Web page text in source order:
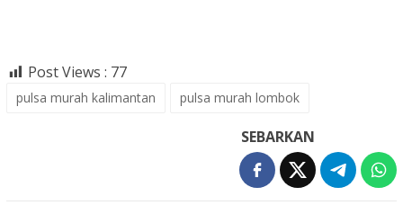
Post Views : 77
pulsa murah kalimantan pulsa murah lombok
SEBARKAN